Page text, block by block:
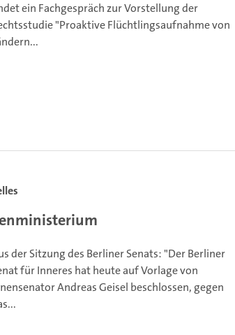
ein Fachgespräch zur Vorstellung der
"Proaktive Flüchtlingsaufnahme von
der Sitzung des Berliner Senats: "Der Berliner
für Inneres hat heute auf Vorlage von
Andreas Geisel beschlossen, gegen